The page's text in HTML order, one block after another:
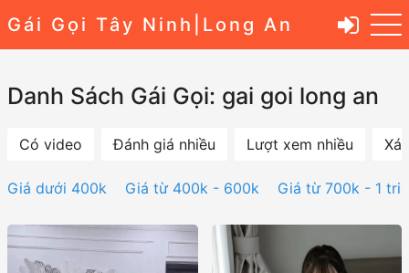
Gái Gọi Tây Ninh|Long An
Danh Sách Gái Gọi: gai goi long an
Có video Đánh giá nhiều Lượt xem nhiều
Giá dưới 400k Giá từ 400k - 600k Giá từ 700k - 1